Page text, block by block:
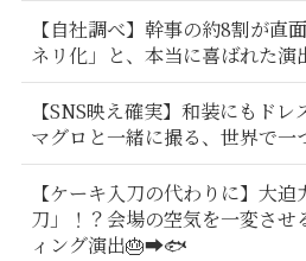
【自社調べ】幹事の約8割が直
ネリ化」と、本当に喜ばれた演
【SNS映え確実】和装にもド
マグロと一緒に撮る、世界で一
【ケーキ入刀の代わりに】大
刀」！？会場の空気を一変さ
ィング演出🎂➡️🐟